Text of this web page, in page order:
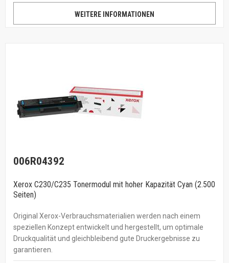
WEITERE INFORMATIONEN
006R04392
Xerox C230/C235 Tonermodul mit hoher Kapazität Cyan (2.500
Seiten)
Original Xerox-Verbrauchsmaterialien werden nach einem
speziellen Konzept entwickelt und hergestellt, um optimale
Druckqualität und gleichbleibend gute Druckergebnisse zu
garantieren.